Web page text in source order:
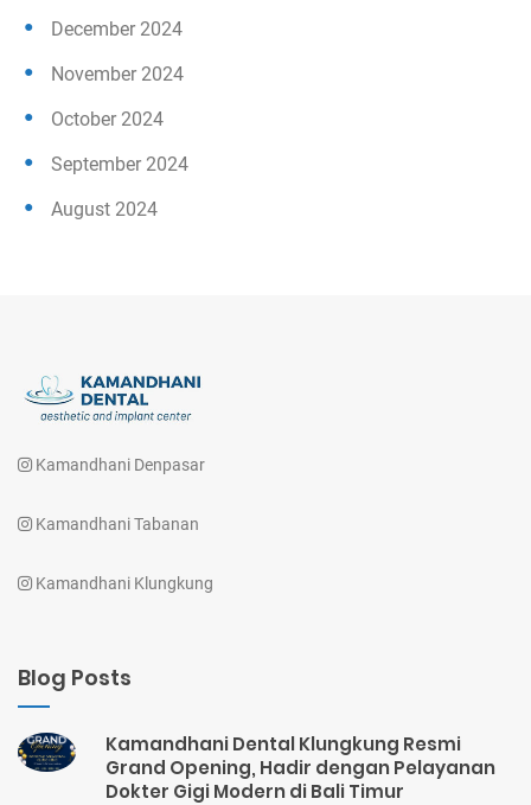
December 2024
November 2024
October 2024
September 2024
August 2024
Kamandhani Denpasar
Kamandhani Tabanan
Kamandhani Klungkung
Blog Posts
Kamandhani Dental Klungkung Resmi
Grand Opening, Hadir dengan Pelayanan
Dokter Gigi Modern di Bali Timur